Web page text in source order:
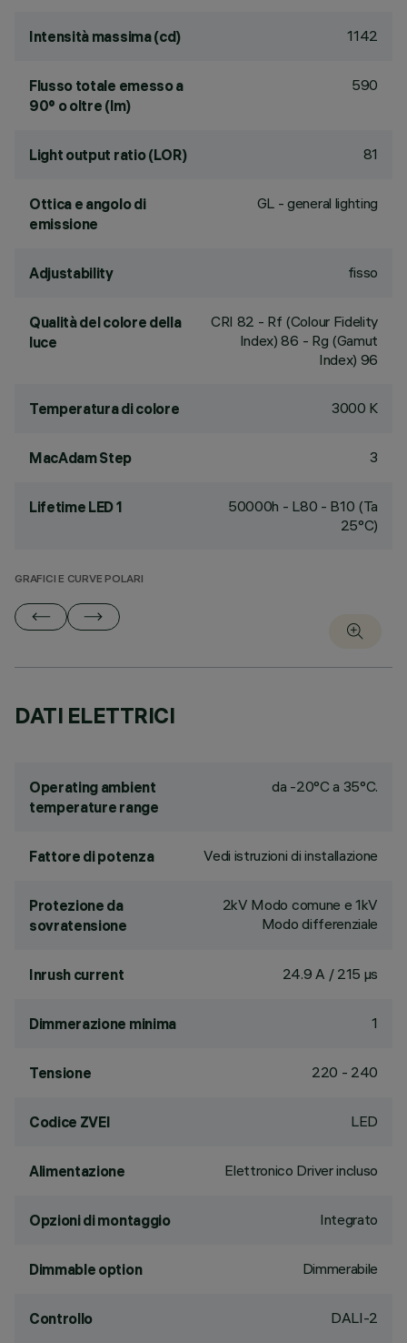
Intensità massima (cd) 1142
Flusso totale emesso a
90° o oltre (lm)
590
Light output ratio (LOR) 81
Ottica e angolo di
emissione
GL - general lighting
Adjustability fisso
Qualità del colore della
luce
CRI 82 - Rf (Colour Fidelity
Index) 86 - Rg (Gamut
Index) 96
Temperatura di colore 3000 K
MacAdam Step 3
Lifetime LED 1
50000h - L80 - B10 (Ta
25°C)
GRAFICI E CURVE POLARI
DATI ELETTRICI
Operating ambient
temperature range
da -20°C a 35°C.
Fattore di potenza Vedi istruzioni di installazione
Protezione da
sovratensione
2kV Modo comune e 1kV
Modo differenziale
Inrush current 24.9 A / 215 µs
Dimmerazione minima 1
Tensione 220 - 240
Codice ZVEI LED
Alimentazione Elettronico Driver incluso
Opzioni di montaggio Integrato
Dimmable option Dimmerabile
Controllo DALI-2